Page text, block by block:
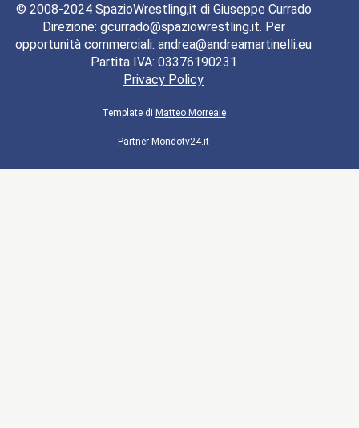
© 2008-2024 SpazioWrestling,it di Giuseppe Currado
Direzione: gcurrado@spaziowrestling.it. Per
opportunità commerciali: andrea@andreamartinelli.eu
Partita IVA: 03376190231
Privacy Policy
Template di Matteo Morreale
Partner Mondotv24.it